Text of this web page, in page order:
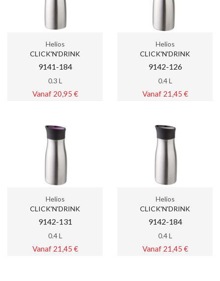
Helios
CLICK'N'DRINK
9141-184
0.3 L
Vanaf 20,95 €
Helios
CLICK'N'DRINK
9142-126
0.4 L
Vanaf 21,45 €
Helios
CLICK'N'DRINK
9142-131
0.4 L
Vanaf 21,45 €
Helios
CLICK'N'DRINK
9142-184
0.4 L
Vanaf 21,45 €